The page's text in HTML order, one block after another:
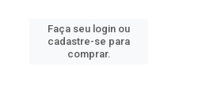
Faça seu login ou
cadastre-se para
comprar.